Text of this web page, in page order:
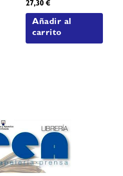
27,30€
Añadir al
carrito